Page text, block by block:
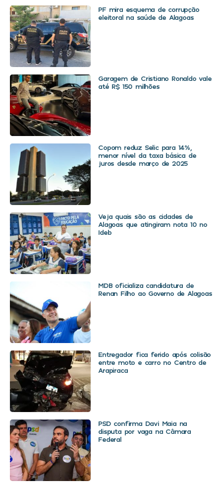
PF mira esquema de corrupção
eleitoral na saúde de Alagoas
Garagem de Cristiano Ronaldo vale
até R$ 150 milhões
Copom reduz Selic para 14%,
menor nível da taxa básica de
juros desde março de 2025
Veja quais são as cidades de
Alagoas que atingiram nota 10 no
Ideb
MDB oficializa candidatura de
Renan Filho ao Governo de Alagoas
Entregador fica ferido após colisão
entre moto e carro no Centro de
Arapiraca
PSD confirma Davi Maia na
disputa por vaga na Câmara
Federal